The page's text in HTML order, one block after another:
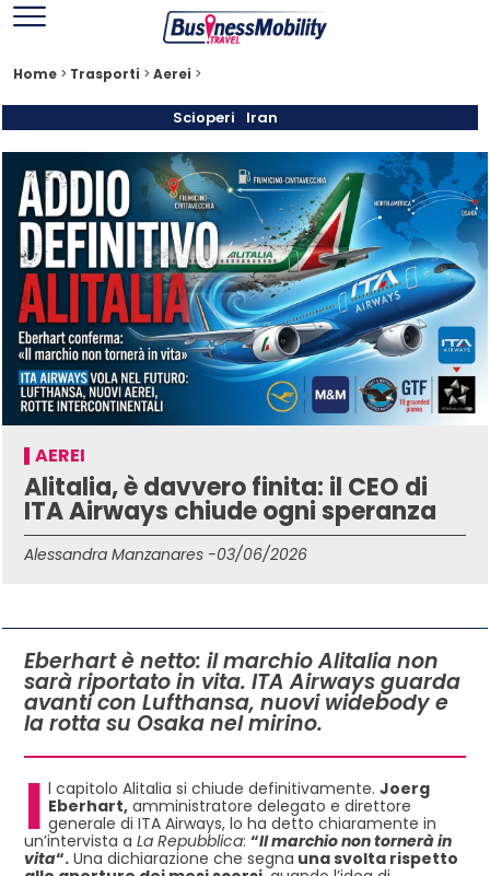
Home > Trasporti > Aerei >
Scioperi Iran
AEREI
Alitalia, è davvero finita: il CEO di
ITA Airways chiude ogni speranza
Alessandra Manzanares -03/06/2026
Eberhart è netto: il marchio Alitalia non
sarà riportato in vita. ITA Airways guarda
avanti con Lufthansa, nuovi widebody e
la rotta su Osaka nel mirino.
I l capitolo Alitalia si chiude definitivamente. Joerg
Eberhart, amministratore delegato e direttore
generale di ITA Airways, lo ha detto chiaramente in
un’intervista a La Repubblica: “Il marchio non tornerà in
vita“. Una dichiarazione che segna una svolta rispetto